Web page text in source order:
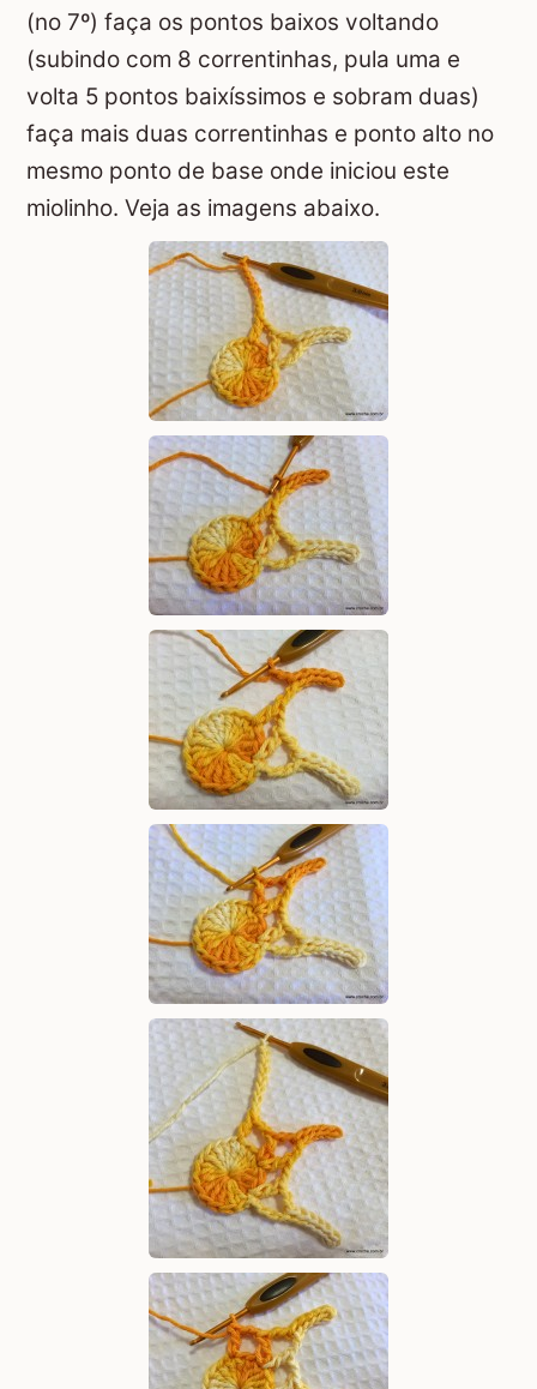
(no 7º) faça os pontos baixos voltando
(subindo com 8 correntinhas, pula uma e
volta 5 pontos baixíssimos e sobram duas)
faça mais duas correntinhas e ponto alto no
mesmo ponto de base onde iniciou este
miolinho. Veja as imagens abaixo.